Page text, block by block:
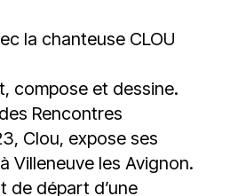
la chanteuse CLOU
compose et dessine.
Rencontres
Clou, expose ses
Villeneuve les Avignon.
de départ d’une